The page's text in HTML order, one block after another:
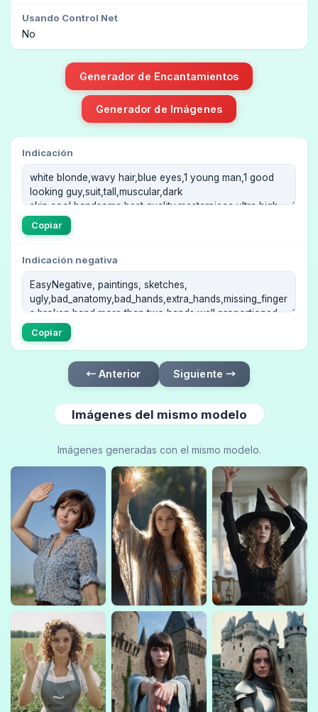
Usando Control Net
No
Generador de Encantamientos
Generador de Imágenes
Indicación
Copiar
Indicación negativa
Copiar
← Anterior Siguiente →
Imágenes del mismo modelo
Imágenes generadas con el mismo modelo.